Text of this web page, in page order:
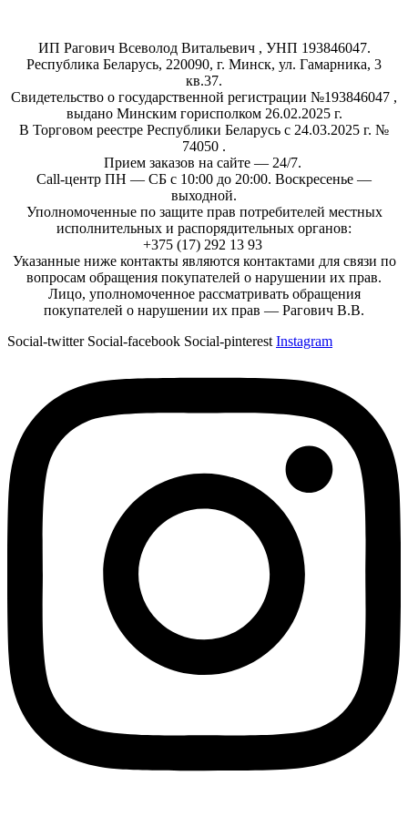
ИП Рагович Всеволод Витальевич , УНП 193846047.
Республика Беларусь, 220090, г. Минск, ул. Гамарника, 3
кв.37.
Свидетельство о государственной регистрации №193846047 ,
выдано Минским горисполком 26.02.2025 г.
В Торговом реестре Республики Беларусь с 24.03.2025 г. №
74050 .
Прием заказов на сайте — 24/7.
Call-центр ПН — СБ с 10:00 до 20:00. Воскресенье —
выходной.
Уполномоченные по защите прав потребителей местных
исполнительных и распорядительных органов:
+375 (17) 292 13 93
Указанные ниже контакты являются контактами для связи по
вопросам обращения покупателей о нарушении их прав.
Лицо, уполномоченное рассматривать обращения
покупателей о нарушении их прав — Рагович В.В.
Social-twitter Social-facebook Social-pinterest Instagram